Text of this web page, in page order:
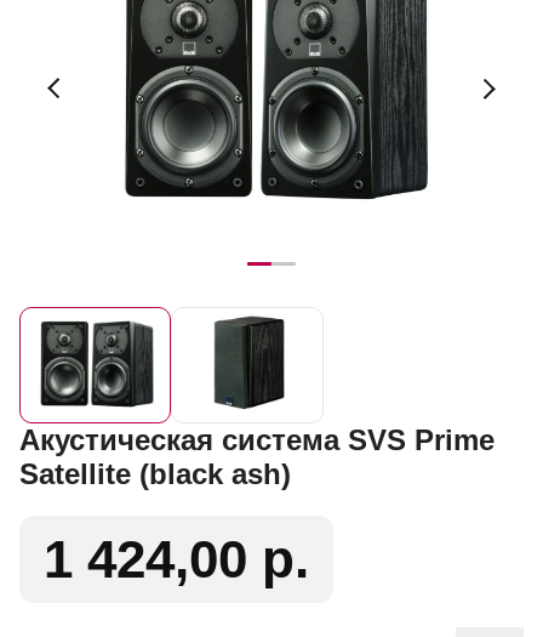
Акустическая система SVS Prime
Satellite (black ash)
1 424,00 р.